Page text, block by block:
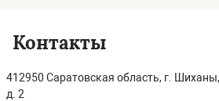
Контакты
412950 Саратовская область, г.
д. 2